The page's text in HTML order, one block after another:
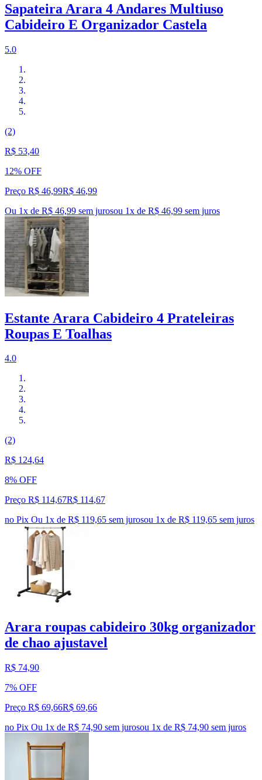
Sapateira Arara 4 Andares Multiuso
Cabideiro E Organizador Castela
5.0
(2)
R$ 53,40
12% OFF
Preço R$ 46,99R$ 46,99
Ou 1x de R$ 46,99 sem jurosou 1x de R$ 46,99 sem juros
Estante Arara Cabideiro 4 Prateleiras
Roupas E Toalhas
4.0
(2)
R$ 124,64
8% OFF
Preço R$ 114,67R$ 114,67
no Pix Ou 1x de R$ 119,65 sem jurosou 1x de R$ 119,65 sem juros
Arara roupas cabideiro 30kg organizador
de chao ajustavel
R$ 74,90
7% OFF
Preço R$ 69,66R$ 69,66
no Pix Ou 1x de R$ 74,90 sem jurosou 1x de R$ 74,90 sem juros